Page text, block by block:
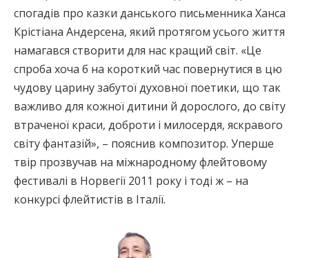
спогадів про казки данського письменника Ханса
Крістіана Андерсена, який протягом усього життя
намагався створити для нас кращий світ. «Це
спроба хоча б на короткий час повернутися в цю
чудову царину забутої духовної поетики, що так
важливо для кожної дитини й дорослого, до світу
втраченої краси, доброти і милосердя, яскравого
світу фантазій», – пояснив композитор. Уперше
твір прозвучав на міжнародному флейтовому
фестивалі в Норвегії 2011 року і тоді ж – на
конкурсі флейтистів в Італії.